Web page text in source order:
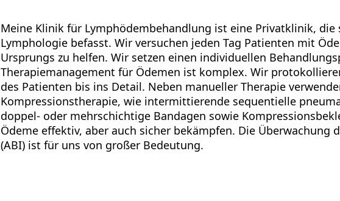
Meine Klinik für Lymphödembehandlung ist eine Privatklinik,
Lymphologie befasst. Wir versuchen jeden Tag Patienten mit
Ursprungs zu helfen. Wir setzen einen individuellen
Therapiemanagement für Ödemen ist komplex. Wir
des Patienten bis ins Detail. Neben manueller Therapie
Kompressionstherapie, wie intermittierende sequentielle
doppel- oder mehrschichtige Bandagen sowie
Ödeme effektiv, aber auch sicher bekämpfen. Die Überwachung
(ABI) ist für uns von großer Bedeutung.